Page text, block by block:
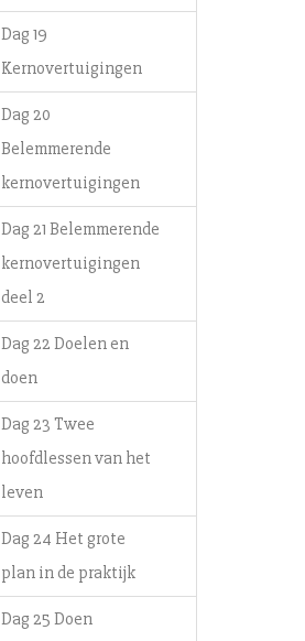
Dag 19
Kernovertuigingen
Dag 20
Belemmerende
kernovertuigingen
Dag 21 Belemmerende
kernovertuigingen
deel 2
Dag 22 Doelen en
doen
Dag 23 Twee
hoofdlessen van het
leven
Dag 24 Het grote
plan in de praktijk
Dag 25 Doen